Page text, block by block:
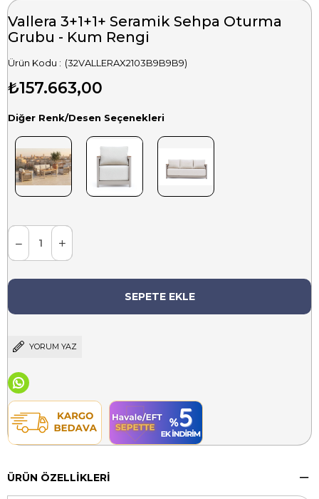
Vallera 3+1+1+ Seramik Sehpa Oturma
Grubu - Kum Rengi
(32VALLERAX2103B9B9B9)
₺157.663,00
Diğer Renk/Desen Seçenekleri
YORUM YAZ
ÜRÜN ÖZELLIKLERI